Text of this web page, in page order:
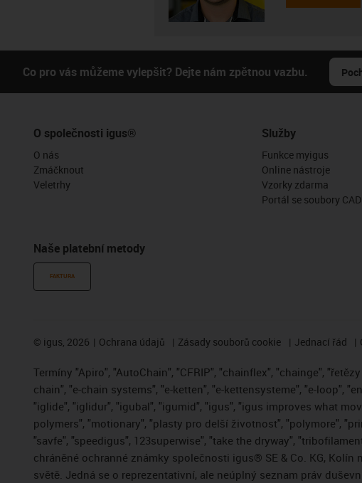
Co pro vás můžeme vylepšit? Dejte nám zpětnou vazbu.
O společnosti igus®
O nás
Zmáčknout
Veletrhy
Naše platební metody
FAKTURA
Služby
Funkce myigus
Online nástroje
Vzorky zdarma
Portál se soubory
© igus, 2026 Ochrana údajů Zásady souborů cookie Jednací řád
Termíny "Apiro", "AutoChain", "CFRIP", "chainflex", "chainge",
chain", "e-chain systems", "e-ketten", "e-kettensysteme", "e-loop",
"iglide", "iglidur", "igubal", "igumid", "igus", "igus improves what
polymers", "motionary", "plasty pro delší životnost", "polymore",
"savfe", "speedigus", 123superwise", "take the dryway",
chráněné ochranné známky společnosti igus® SE & Co. KG,
světě. Jedná se o reprezentativní, ale neúplný seznam práv